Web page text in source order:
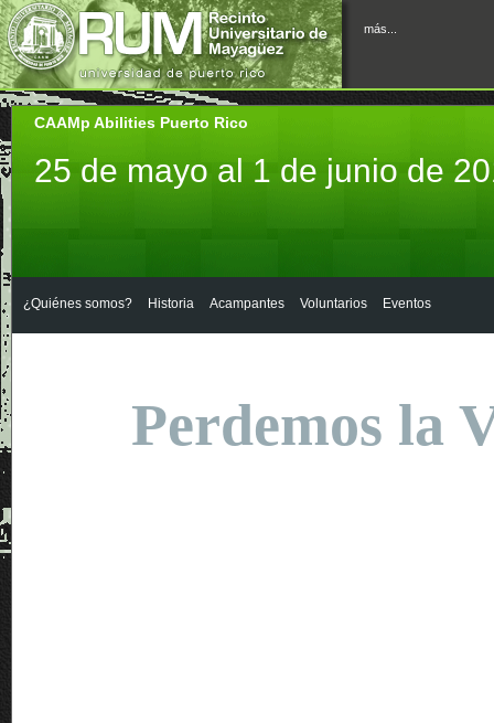
más...
CAAMp Abilities Puerto Rico
25 de mayo al 1 de junio de
¿Quiénes somos? Historia Acampantes Voluntarios Eventos
Perdemos la